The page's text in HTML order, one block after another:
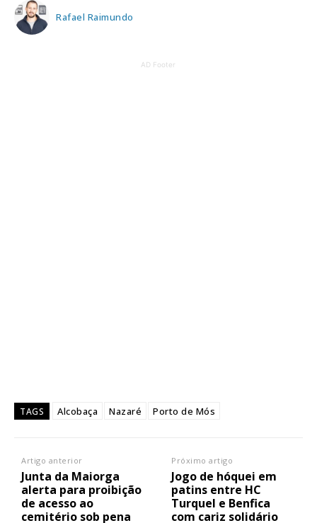
Rafael Raimundo
AD Footer
TAGS Alcobaça Nazaré Porto de Mós
Artigo anterior
Junta da Maiorga
alerta para proibição
de acesso ao
cemitério sob pena
Próximo artigo
Jogo de hóquei em
patins entre HC
Turquel e Benfica
com cariz solidário